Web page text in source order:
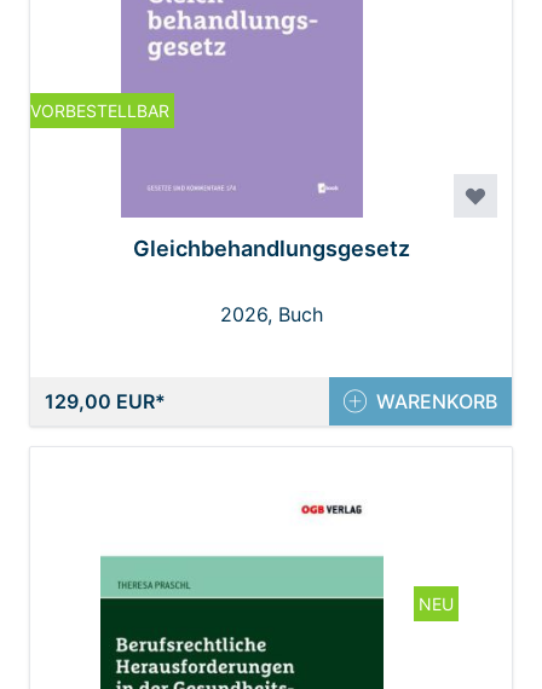
VORBESTELLBAR
Gleichbehandlungsgesetz
2026, Buch
129,00 EUR WARENKORB
NEU